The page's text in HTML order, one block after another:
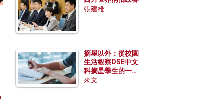
張建雄
摘星以外：從校園
生活觀察DSE中文
科摘星學生的一點
特質
來文